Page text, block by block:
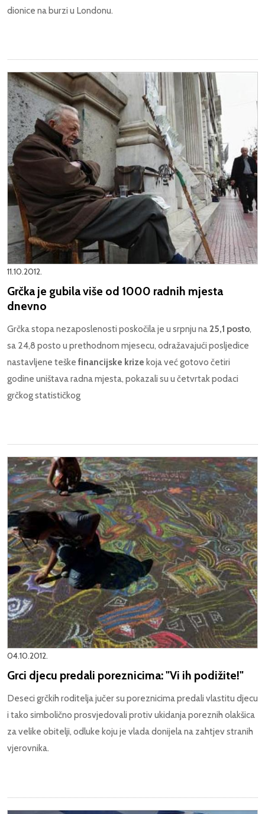
dionice na burzi u Londonu.
11.10.2012.
Grčka je gubila više od 1000 radnih mjesta
dnevno
Grčka stopa nezaposlenosti poskočila je u srpnju na25,1 posto,
sa 24,8 posto u prethodnom mjesecu, odražavajući posljedice
nastavljene teške financijske krize koja već gotovo četiri
godine uništava radna mjesta, pokazali su u četvrtak podaci
grčkog statističkog
04.10.2012.
Grci djecu predali poreznicima: "Vi ih podižite!"
Deseci grčkih roditelja jučer su poreznicima predali vlastitu djecu
i tako simbolično prosvjedovali protiv ukidanja poreznih olakšica
za velike obitelji, odluke koju je vlada donijela na zahtjev stranih
vjerovnika.